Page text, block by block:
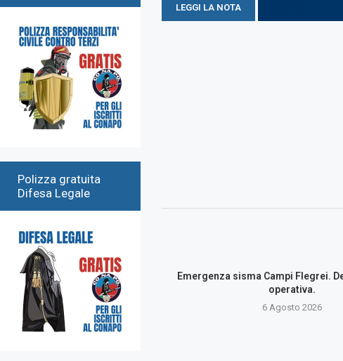
LEGGI LA NOTA
Emergenza sisma Campi Flegrei.
operativa.
6 Agosto 2026
Polizza gratuita
Difesa Legale